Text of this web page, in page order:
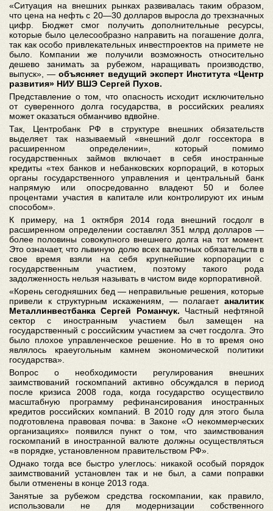
«Ситуация на внешних рынках развивалась таким образом,
что цена на нефть с 20—30 долларов выросла до трехзначных
цифр. Бюджет смог получить дополнительные ресурсы,
которые было целесообразно направить на погашение долга,
так как особо привлекательных инвестпроектов на примете не
было. Компании же получили возможность относительно
дешево занимать за рубежом, наращивать производство,
выпуск», —объясняет ведущий эксперт Института «Центр
развития» НИУ ВШЭ Сергей Пухов.
Представление о том, что опасность исходит исключительно
от суверенного долга государства, в российских реалиях
может оказаться обманчиво вдвойне.
Так, Центробанк РФ в структуре внешних обязательств
выделяет так называемый «внешний долг госсектора в
расширенном определении», который помимо
государственных займов включает в себя иностранные
кредиты «тех банков и небанковских корпораций, в которых
органы государственного управления и центральный банк
напрямую или опосредованно владеют 50 и более
процентами участия в капитале или контролируют их иным
способом».
К примеру, на 1 октября 2014 года внешний госдолг в
расширенном определении составлял 351 млрд долларов —
более половины совокупного внешнего долга на тот момент.
Это означает, что львиную долю всех валютных обязательств в
свое время взяли на себя крупнейшие корпорации с
государственным участием, поэтому такого рода
задолженность нельзя называть в чистом виде корпоративной.
«Корень сегодняшних бед — неправильные решения, которые
привели к структурным искажениям, — полагает аналитик
Металлинвестбанка Сергей Романчук. Частный нефтяной
сектор с иностранным участием был замещен на
государственный с российским участием за счет госдолга. Это
было плохое управленческое решение. Но в то время оно
являлось краеугольным камнем экономической политики
государства».
Вопрос о необходимости регулирования внешних
заимствований госкомпаний активно обсуждался в период
после кризиса 2008 года, когда государство осуществило
масштабную программу рефинансирования иностранных
кредитов российских компаний. В 2010 году для этого была
подготовлена правовая почва: в Законе «О некоммерческих
организациях» появился пункт о том, что заимствования
госкомпаний в иностранной валюте должны осуществляться
«в порядке, установленном правительством РФ».
Однако тогда все быстро улеглось: никакой особый порядок
заимствований установлен так и не был, а сами поправки
были отменены в конце 2013 года.
Занятые за рубежом средства госкомпании, как правило,
использовали не для модернизации собственного